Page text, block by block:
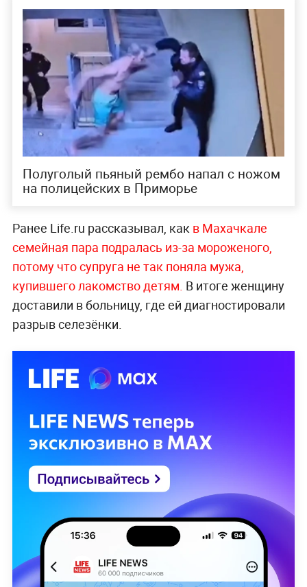
Полуголый пьяный рембо напал с ножом
на полицейских в Приморье
Ранее Life.ru рассказывал, как в Махачкале
семейная пара подралась из-за мороженого,
потому что супруга не так поняла мужа,
купившего лакомство детям. В итоге женщину
доставили в больницу, где ей диагностировали
разрыв селезёнки.